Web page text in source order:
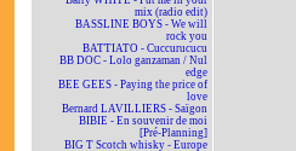
mix (radio edit)
BASSLINE BOYS - We will
rock you
BATTIATO - Cuccurucucu
BB DOC - Lolo ganzaman / Nul
edge
BEE GEES - Paying the price of
love
Bernard LAVILLIERS - Saïgon
BIBIE - En souvenir de moi
[Pré-Planning]
BIG T Scotch whisky - Europe